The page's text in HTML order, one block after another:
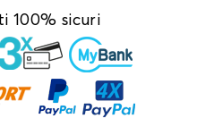
100% sicuri